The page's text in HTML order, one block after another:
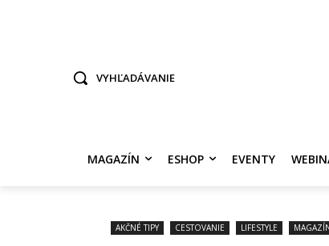
VYHĽADÁVANIE
MAGAZÍN ESHOP EVENTY
AKČNÉ TIPY CESTOVANIE LIFESTYLE